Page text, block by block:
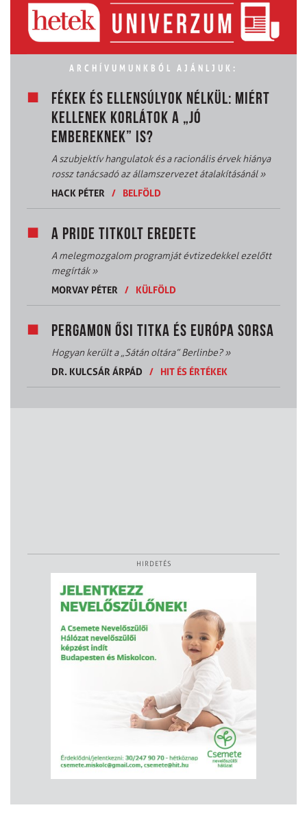
ARCHÍVUMUNKBÓL AJÁNLJUK:
FÉKEK ÉS ELLENSÚLYOK NÉLKÜL: MIÉRT
KELLENEK KORLÁTOK A „JÓ
EMBEREKNEK” IS?
A szubjektív hangulatok és a racionális érvek hiánya
rossz tanácsadó az államszervezet átalakításánál»
HACK PÉTER
/ BELFÖLD
A PRIDE TITKOLT EREDETE
A melegmozgalom programját évtizedekkel ezelőtt
megírták»
MORVAY PÉTER
/ KÜLFÖLD
PERGAMON ŐSI TITKA ÉS EURÓPA SORSA
Hogyan került a „Sátán oltára” Berlinbe?»
DR. KULCSÁR ÁRPÁD
/ HIT ÉS ÉRTÉKEK
HIRDETÉS